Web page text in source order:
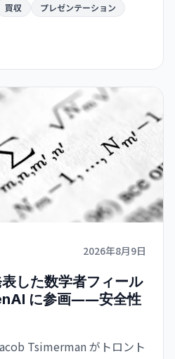
買収
プレゼンテーション
2026年8月9日
した数学者フィール
に参画――安全性
Tsimerman がトロント